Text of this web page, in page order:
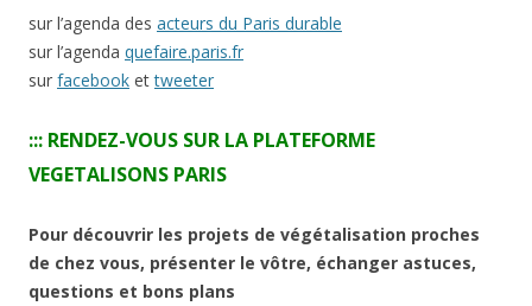
sur l’agenda des acteurs du Paris durable
sur l’agenda quefaire.paris.fr
sur facebook ettweeter
::: RENDEZ-VOUS SUR LA PLATEFORME
VEGETALISONS PARIS
Pour découvrir les projets de végétalisation proches
de chez vous, présenter le vôtre, échanger astuces,
questions et bons plans